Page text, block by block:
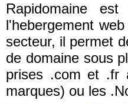
Rapidomaine
l'hebergement
secteur, il permet
de domaine sous
prises .com et .fr
marques) ou les